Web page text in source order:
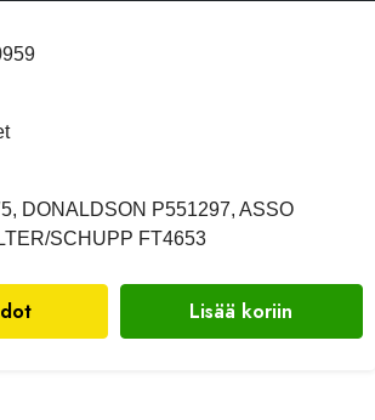
DONALDSON P551297, ASSO
SCHUPP FT4653
Lisää koriin